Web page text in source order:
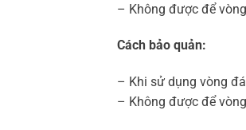
– Không được để
Cách bảo quản:
– Khi sử dụng vòng
– Không được để